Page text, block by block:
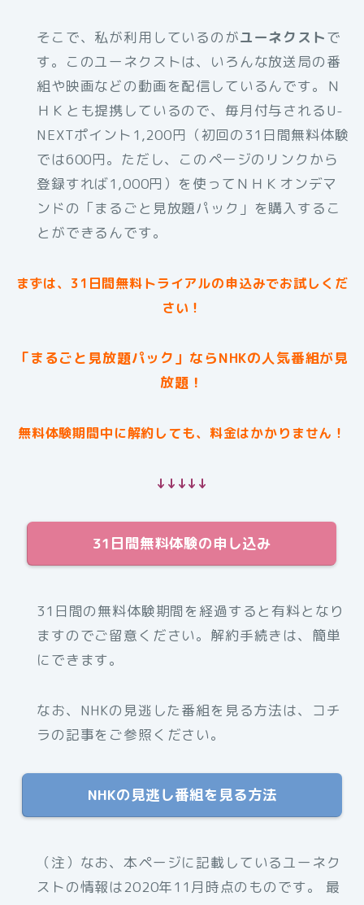
そこで、私が利用しているのがユーネクストで
す。このユーネクストは、いろんな放送局の番
組や映画などの動画を配信しているんです。Ｎ
ＨＫとも提携しているので、毎月付与されるU-
NEXTポイント1,200円（初回の31日間無料体験
では600円。ただし、このページのリンクから
登録すれば1,000円）を使ってＮＨＫオンデマ
ンドの「まるごと見放題パック」を購入するこ
とができるんです。
まずは、31日間無料トライアルの申込みでお試しくだ
さい！
「まるごと見放題パック」ならNHKの人気番組が見
放題！
無料体験期間中に解約しても、料金はかかりません！
↓↓↓↓↓
31日間無料体験の申し込み
31日間の無料体験期間を経過すると有料となり
ますのでご留意ください。解約手続きは、簡単
にできます。
なお、NHKの見逃した番組を見る方法は、コチ
ラの記事をご参照ください。
NHKの見逃し番組を見る方法
（注）なお、本ページに記載しているユーネク
ストの情報は2020年11月時点のものです。 最